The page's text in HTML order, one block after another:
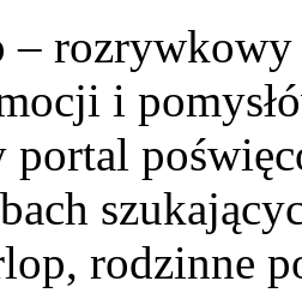
–
i
portal
rodzinne